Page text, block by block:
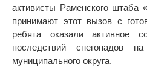
активисты Раменского штаба
принимают этот вызов с
ребята оказали активное
последствий снегопадов
муниципального округа.